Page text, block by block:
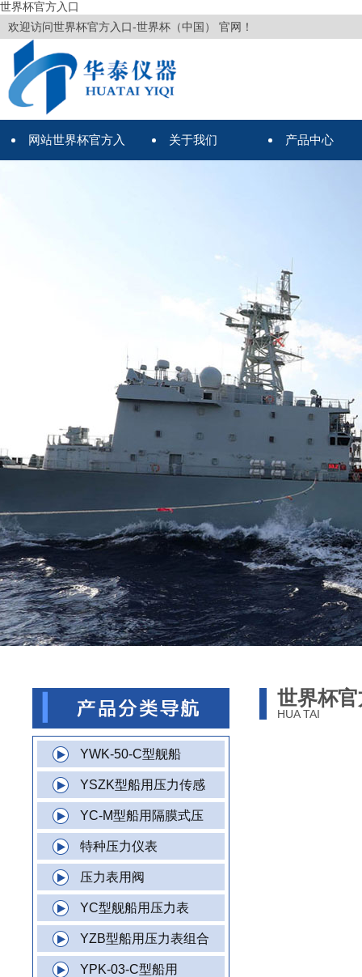
世界杯官方入口
欢迎访问世界杯官方入口-世界杯（中国） 官网！
网站世界杯官方入 关于我们 产品中心
YWK-50-C型舰船
YSZK型船用压力传感
YC-M型船用隔膜式压
特种压力仪表
压力表用阀
YC型舰船用压力表
YZB型船用压力表组合
YPK-03-C型船用
世界杯
HUA TAI